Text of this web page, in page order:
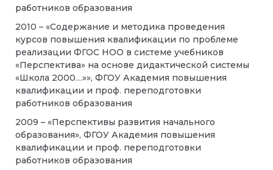
работников образования
2010 – «Содержание и методика проведения
курсов повышения квалификации по проблеме
реализации ФГОС НОО в системе учебников
«Перспектива» на основе дидактической системы
«Школа 2000…»», ФГОУ Академия повышения
квалификации и проф. переподготовки
работников образования
2009 – «Перспективы развития начального
образования», ФГОУ Академия повышения
квалификации и проф. переподготовки
работников образования